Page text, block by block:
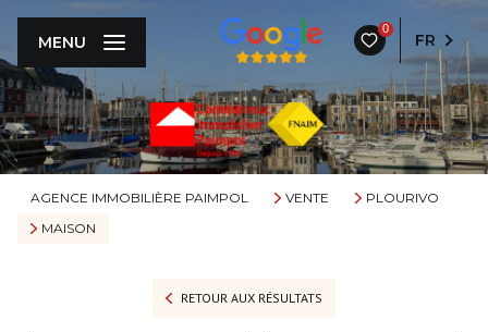
0
FR
MENU
AGENCE IMMOBILIÈRE PAIMPOL VENTE
PLOURIVO
MAISON
RETOUR AUX RÉSULTATS